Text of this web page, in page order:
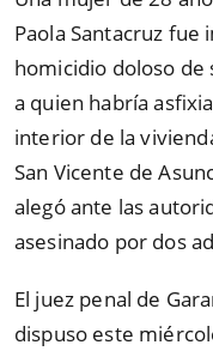
Paola Santacruz
homicidio doloso de
a quien habría
interior de la
San Vicente de
alegó ante las
asesinado por dos
El juez penal de
dispuso este